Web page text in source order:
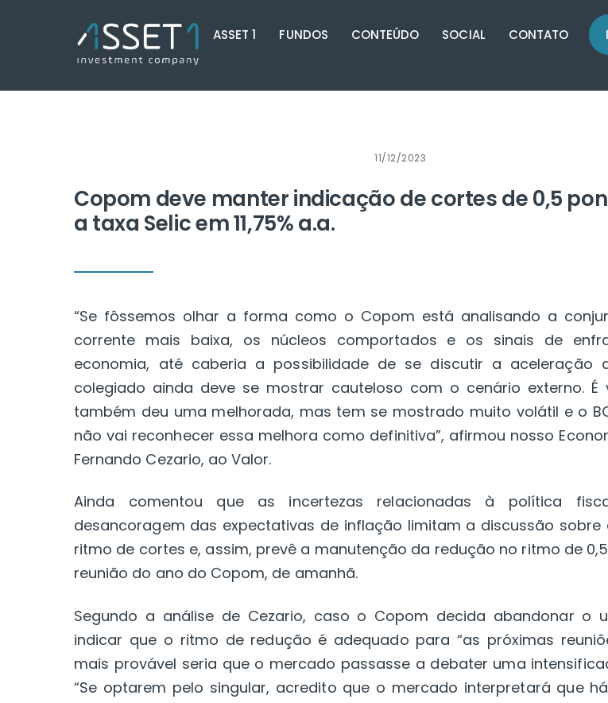
ASSET 1 FUNDOS CONTEÚDO SOCIAL CONTATO
11/12/2023
Copom deve manter indicação de cortes de 0,5
a taxa Selic em 11,75% a.a.
“Se fôssemos olhar a forma como o Copom está analisando a
corrente mais baixa, os núcleos comportados e os sinais de
economia, até caberia a possibilidade de se discutir a aceleração
colegiado ainda deve se mostrar cauteloso com o cenário externo. É
também deu uma melhorada, mas tem se mostrado muito volátil e o
não vai reconhecer essa melhora como definitiva”, afirmou nosso
Fernando Cezario, ao Valor.
Ainda comentou que as incertezas relacionadas à política
desancoragem das expectativas de inflação limitam a discussão sobre
ritmo de cortes e, assim, prevê a manutenção da redução no ritmo de
reunião do ano do Copom, de amanhã.
Segundo a análise de Cezario, caso o Copom decida abandonar o
indicar que o ritmo de redução é adequado para “as próximas
mais provável seria que o mercado passasse a debater uma
“Se optarem pelo singular, acredito que o mercado interpretará que